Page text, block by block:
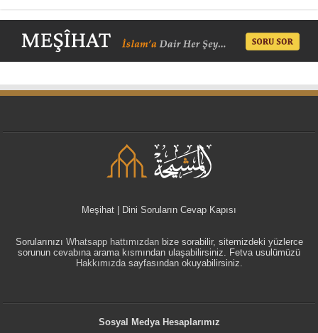
Meşihat | Dini Soruların Cevap Kapısı
Sorularınızı Whatsapp hattımızdanbize sorabilir, sitemizdeki yüzlerce
sorunun cevabına arama kısmından ulaşabilirsiniz. Fetva usulümüzü
Hakkımızdasayfasından okuyabilirsiniz.
Sosyal Medya Hesaplarımız